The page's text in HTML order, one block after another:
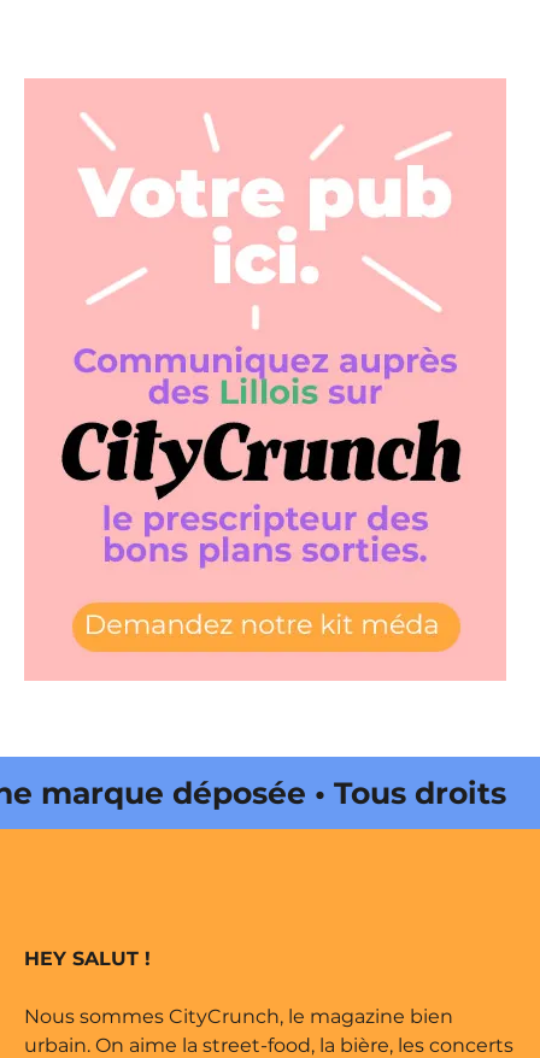
déposée • Tous droits
par Buena Onda Web •
HEY SALUT !
Nous sommes CityCrunch, le magazine bien
urbain. On aime la street-food, la bière, les concerts